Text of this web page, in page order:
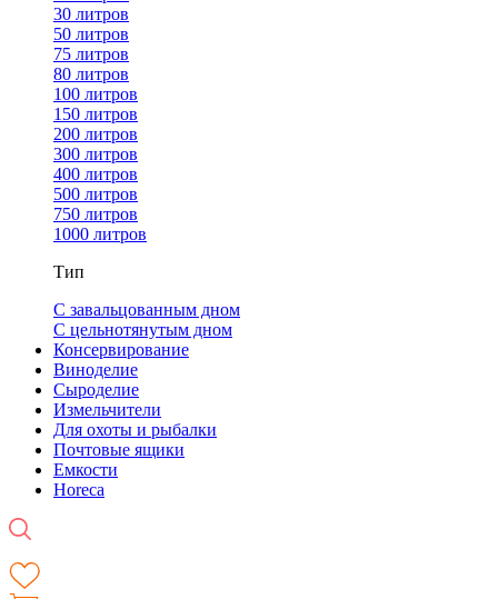
30 литров
50 литров
75 литров
80 литров
100 литров
150 литров
200 литров
300 литров
400 литров
500 литров
750 литров
1000 литров
Тип
С завальцованным дном
С цельнотянутым дном
Консервирование
Виноделие
Сыроделие
Измельчители
Для охоты и рыбалки
Почтовые ящики
Емкости
Horeca